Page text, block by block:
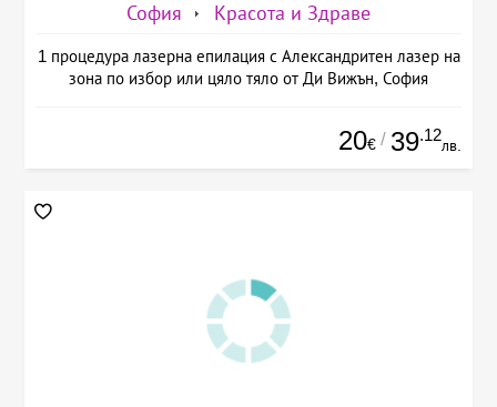
София Красота и Здраве
1 процедура лазерна епилация с Александритен лазер на
зона по избор или цяло тяло от Ди Вижън, София
20€ / 39.12
лв.